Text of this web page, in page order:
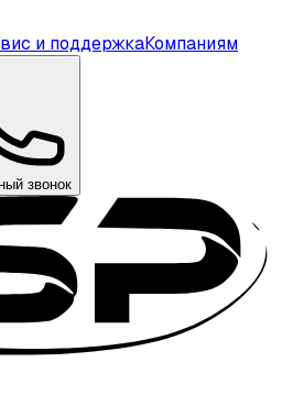
и поддержкаКомпаниям
звонок